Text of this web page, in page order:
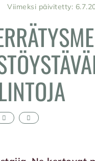
Viimeksi päivitetty: